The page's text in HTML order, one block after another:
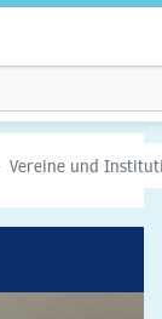
Vereine und